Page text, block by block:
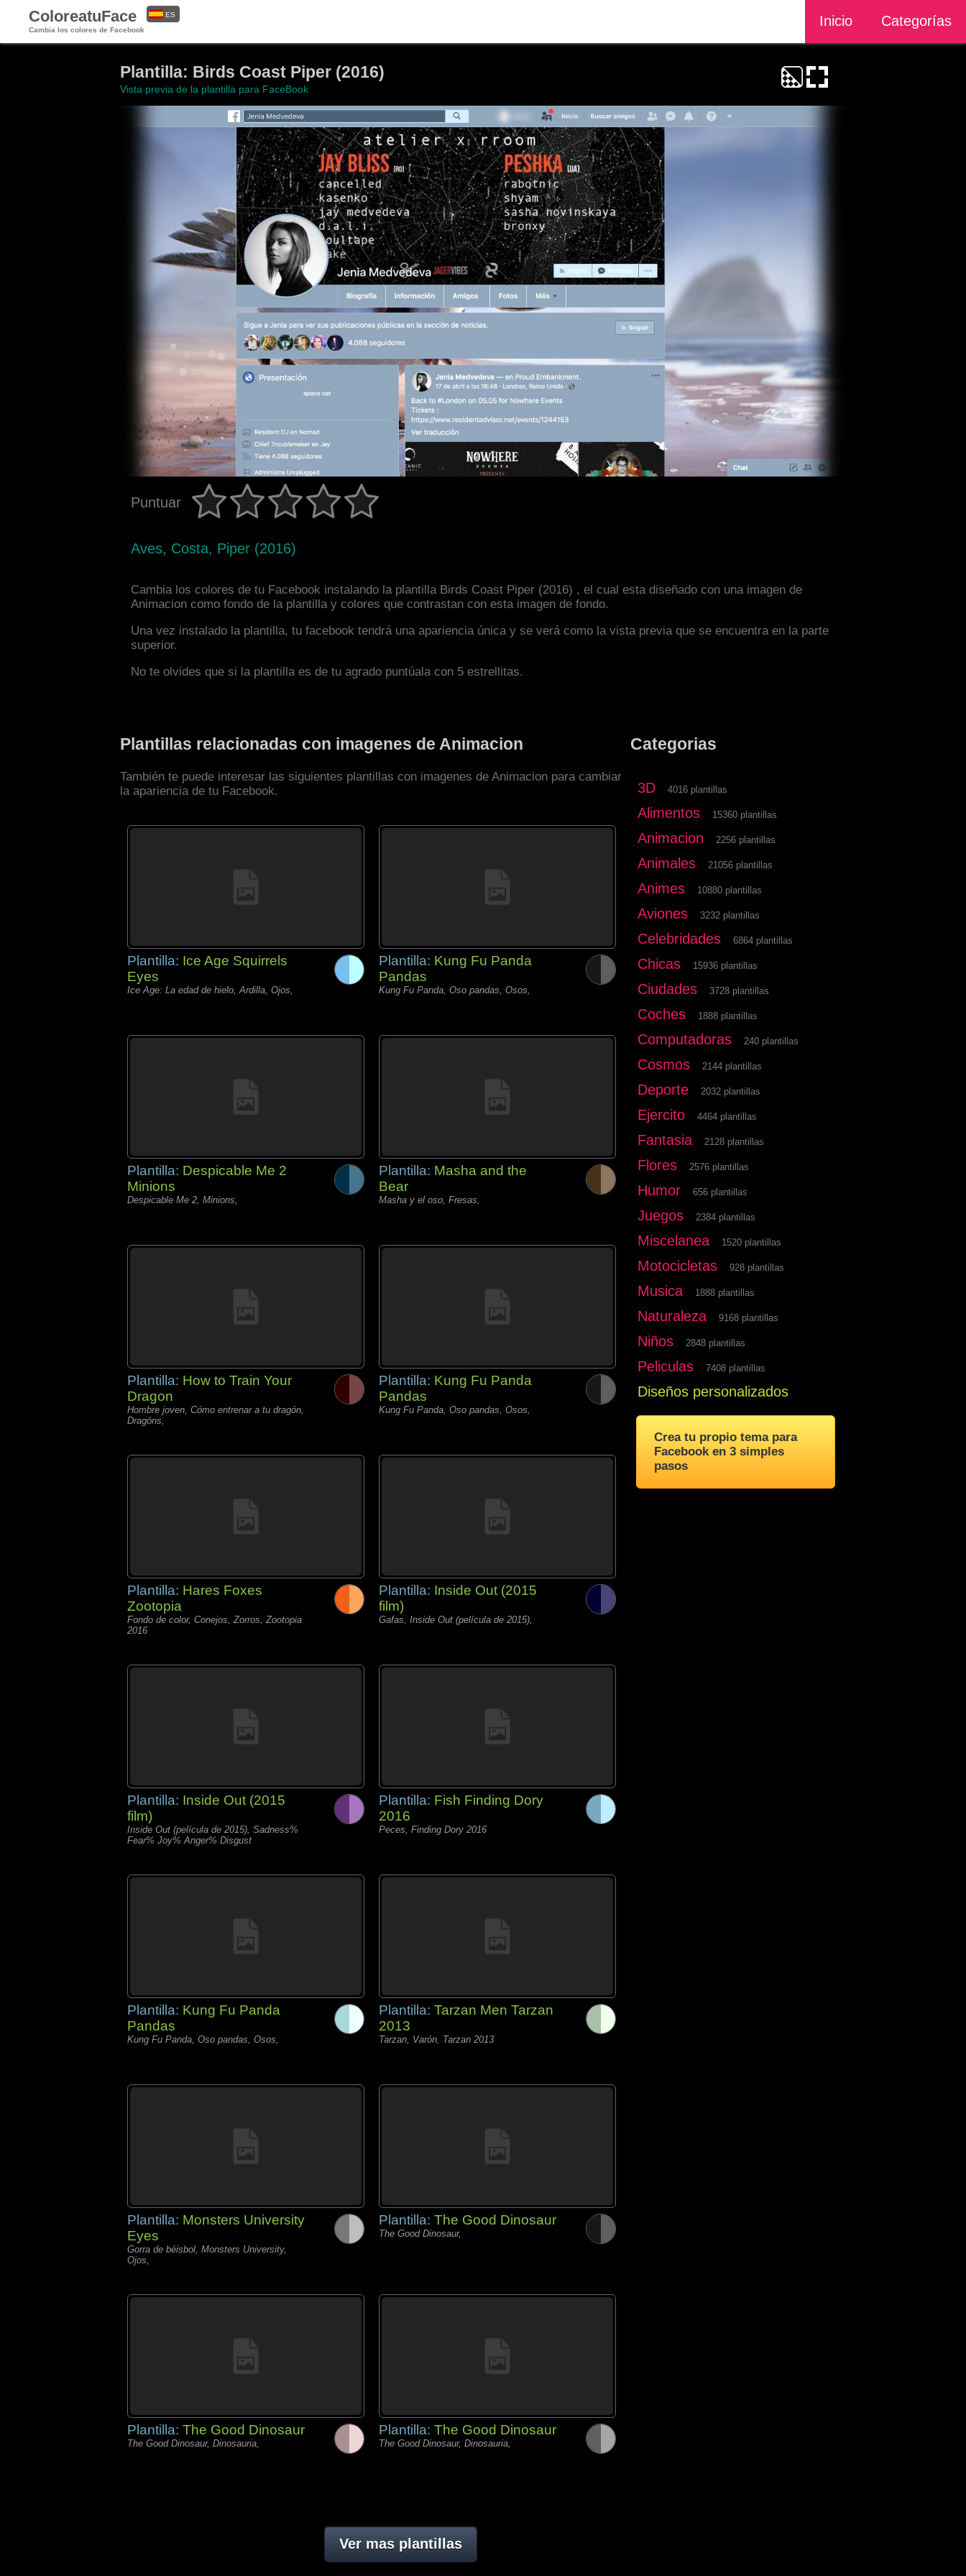
ColoreatuFace
Cambia los colores de Facebook
Inicio Categorías
ES
Plantilla: Birds Coast Piper (2016)
Vista previa de la plantilla para FaceBook
Puntuar
Aves, Costa, Piper (2016)
Cambia los colores de tu Facebook instalando la plantilla Birds Coast Piper (2016) , el cual esta diseñado con una imagen de
Animacion como fondo de la plantilla y colores que contrastan con esta imagen de fondo.
Una vez instalado la plantilla, tu facebook tendrá una apariencia única y se verá como la vista previa que se encuentra en la parte
superior.
No te olvides que si la plantilla es de tu agrado puntúala con 5 estrellitas.
Plantillas relacionadas con imagenes de Animacion
También te puede interesar las siguientes plantillas con imagenes de Animacion para cambiar
la apariencia de tu Facebook.
Plantilla: Ice Age Squirrels
Eyes
Ice Age: La edad de hielo, Ardilla, Ojos,
Plantilla: Kung Fu Panda
Pandas
Kung Fu Panda, Oso pandas, Osos,
Plantilla: Despicable Me 2
Minions
Despicable Me 2, Minions,
Plantilla: Masha and the
Bear
Masha y el oso, Fresas,
Plantilla: How to Train Your
Dragon
Hombre joven, Cómo entrenar a tu dragón,
Dragóns,
Plantilla: Kung Fu Panda
Pandas
Kung Fu Panda, Oso pandas, Osos,
Plantilla: Hares Foxes
Zootopia
Fondo de color, Conejos, Zorros, Zootopia
2016
Plantilla: Inside Out (2015
film)
Gafas, Inside Out (película de 2015),
Plantilla: Inside Out (2015
film)
Inside Out (película de 2015), Sadness%
Fear% Joy% Anger% Disgust
Plantilla: Fish Finding Dory
2016
Peces, Finding Dory 2016
Plantilla: Kung Fu Panda
Pandas
Kung Fu Panda, Oso pandas, Osos,
Plantilla: Tarzan Men Tarzan
2013
Tarzan, Varón, Tarzan 2013
Plantilla: Monsters University
Eyes
Gorra de béisbol, Monsters University,
Ojos,
Plantilla: The Good Dinosaur
The Good Dinosaur,
Plantilla: The Good Dinosaur
The Good Dinosaur, Dinosauria,
Plantilla: The Good Dinosaur
The Good Dinosaur, Dinosauria,
Ver mas plantillas
Categorias
3D 4016 plantillas
Alimentos 15360 plantillas
Animacion 2256 plantillas
Animales 21056 plantillas
Animes 10880 plantillas
Aviones 3232 plantillas
Celebridades 6864 plantillas
Chicas 15936 plantillas
Ciudades 3728 plantillas
Coches 1888 plantillas
Computadoras 240 plantillas
Cosmos 2144 plantillas
Deporte 2032 plantillas
Ejercito 4464 plantillas
Fantasia 2128 plantillas
Flores 2576 plantillas
Humor 656 plantillas
Juegos 2384 plantillas
Miscelanea 1520 plantillas
Motocicletas 928 plantillas
Musica 1888 plantillas
Naturaleza 9168 plantillas
Niños 2848 plantillas
Peliculas 7408 plantillas
Diseños personalizados
Crea tu propio tema para
Facebook en 3 simples
pasos